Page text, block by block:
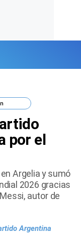
por el
Argelia y sumó
2026 gracias
autor de
Argentina